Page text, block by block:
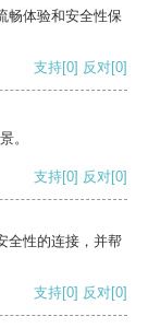
畅体验和安全性保
支持[0] 反对[0]
。
支持[0] 反对[0]
全性的连接，并帮
支持[0] 反对[0]